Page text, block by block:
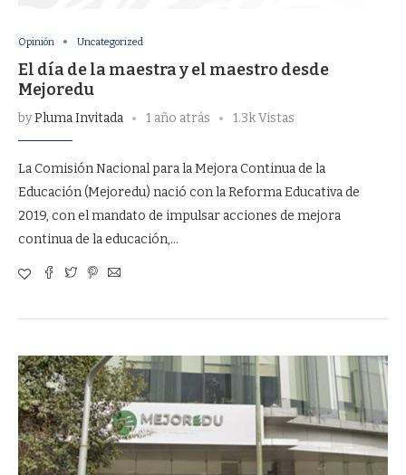
Opinión Uncategorized
El día de la maestra y el maestro desde
Mejoredu
byPluma Invitada 1 año atrás 1.3k Vistas
La Comisión Nacional para la Mejora Continua de la
Educación (Mejoredu) nació con la Reforma Educativa de
2019, con el mandato de impulsar acciones de mejora
continua de la educación,…